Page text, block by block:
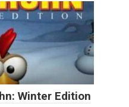
Winter Edition